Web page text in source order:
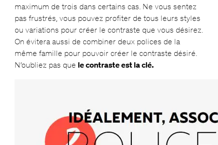
maximum de trois dans certains cas. Ne vous sentez
pas frustrés, vous pouvez profiter de tous leurs styles
ou variations pour créer le contraste que vous désirez.
On évitera aussi de combiner deux polices de la
même famille pour pouvoir créer le contraste désiré.
N’oubliez pas que le contraste est la clé.